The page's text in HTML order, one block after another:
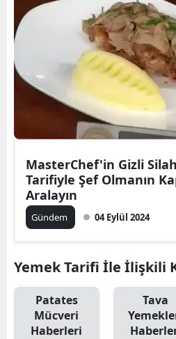
MasterChef'in Gizli
Tarifiyle Şef Olmanın
Aralayın
Gündem 04 Eylül 2024
Yemek Tarifi İle İlişkili
Patates
Mücveri
Haberleri
Tava